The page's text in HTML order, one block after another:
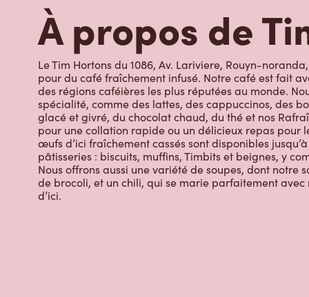
À propos de
Le Tim Hortons du 1086, Av. Lariviere, Rouyn-
pour du café fraîchement infusé. Notre café est fait
des régions caféières les plus réputées au monde.
spécialité, comme des lattes, des cappuccinos, des
glacé et givré, du chocolat chaud, du thé et nos
pour une collation rapide ou un délicieux repas pour
œufs d’ici fraîchement cassés sont disponibles
pâtisseries : biscuits, muffins, Timbits et beignes, y
Nous offrons aussi une variété de soupes, dont notre
de brocoli, et un chili, qui se marie parfaitement
d’ici.